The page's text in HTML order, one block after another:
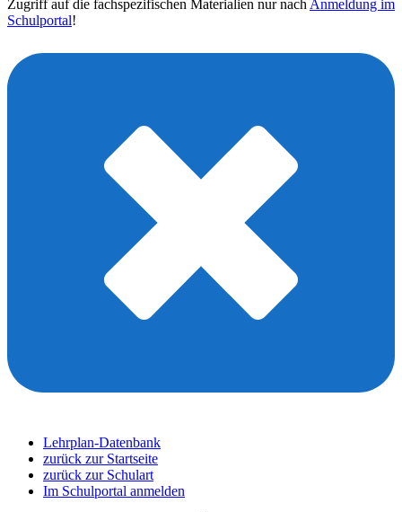
Zugriff auf die fachspezifischen Materialien nur nach Anmeldung im
Schulportal!
Lehrplan-Datenbank
zurück zur Startseite
zurück zur Schulart
Im Schulportal anmelden